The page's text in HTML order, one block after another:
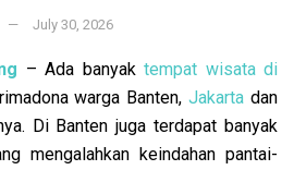
July 30, 2026
– Ada banyak tempat wisata di
warga Banten,Jakarta dan
Di Banten juga terdapat banyak
mengalahkan keindahan pantai-